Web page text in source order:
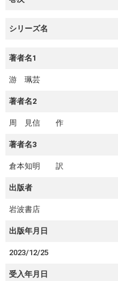
シリーズ名
著者名1
游 珮芸
著者名2
周 見信 作
著者名3
倉本知明 訳
出版者
岩波書店
出版年月日
2023/12/25
受入年月日